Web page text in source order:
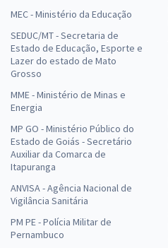
MEC - Ministério da Educação
SEDUC/MT - Secretaria de
Estado de Educação, Esporte e
Lazer do estado de Mato
Grosso
MME - Ministério de Minas e
Energia
MP GO - Ministério Público do
Estado de Goiás - Secretário
Auxiliar da Comarca de
Itapuranga
ANVISA - Agência Nacional de
Vigilância Sanitária
PM PE - Polícia Militar de
Pernambuco